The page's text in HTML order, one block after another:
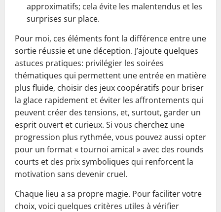
approximatifs; cela évite les malentendus et les
surprises sur place.
Pour moi, ces éléments font la différence entre une
sortie réussie et une déception. J’ajoute quelques
astuces pratiques: privilégier les soirées
thématiques qui permettent une entrée en matière
plus fluide, choisir des jeux coopératifs pour briser
la glace rapidement et éviter les affrontements qui
peuvent créer des tensions, et, surtout, garder un
esprit ouvert et curieux. Si vous cherchez une
progression plus rythmée, vous pouvez aussi opter
pour un format « tournoi amical » avec des rounds
courts et des prix symboliques qui renforcent la
motivation sans devenir cruel.
Chaque lieu a sa propre magie. Pour faciliter votre
choix, voici quelques critères utiles à vérifier